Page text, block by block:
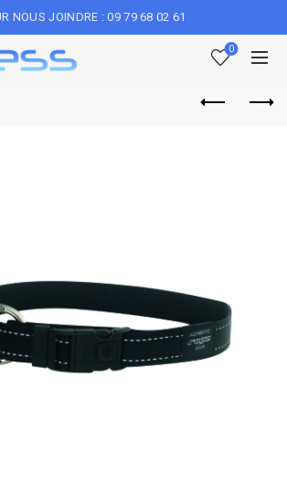
NOUS JOINDRE : 09 79 68 02 61
0